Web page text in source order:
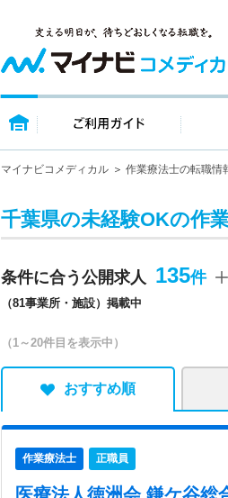
トップページ ご利用
マイナビコメディカル 作業療法士の転職情
千葉県の未経験OKの作
条件に合う公開求人 135
（81事業所・施設）掲載中
（1～20件目を表示中）
おすすめ順
作業療法士 正職員